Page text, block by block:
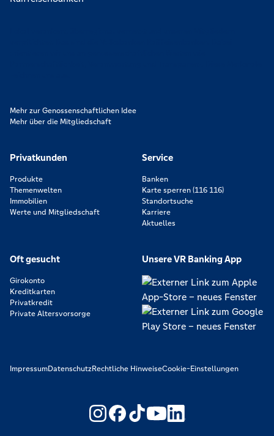
Mehr zur Genossenschaftlichen Idee
Mehr über die Mitgliedschaft
Privatkunden
Produkte
Themenwelten
Immobilien
Werte und Mitgliedschaft
Service
Banken
Karte sperren (116 116)
Standortsuche
Karriere
Aktuelles
Oft gesucht
Girokonto
Kreditkarten
Privatkredit
Private Altersvorsorge
Unsere VR Banking App
ImpressumDatenschutzRechtliche HinweiseCookie-Einstellungen
https://www.youtube.com/
https://